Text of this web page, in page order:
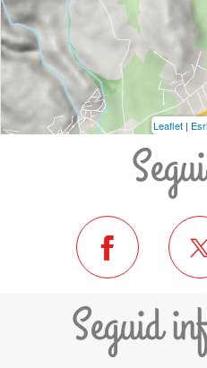
Leaflet | Esri
Seguid